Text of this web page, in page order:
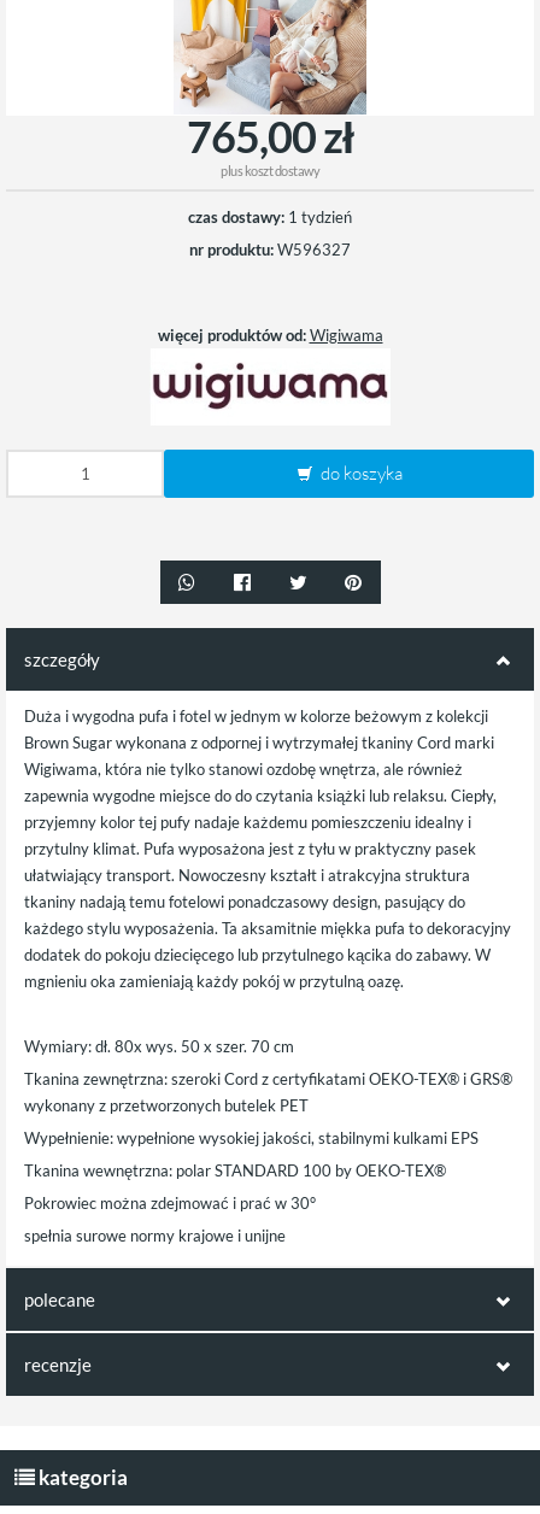
765,00 zł
pluskoszt dostawy
czas dostawy: 1 tydzień
nr produktu:W596327
więcej produktów od: Wigiwama
do koszyka
szczegóły
Duża i wygodna pufa i fotel w jednym w kolorze beżowym z kolekcji
Brown Sugar wykonana z odpornej i wytrzymałej tkaniny Cord marki
Wigiwama, która nie tylko stanowi ozdobę wnętrza, ale również
zapewnia wygodne miejsce do do czytania książki lub relaksu. Ciepły,
przyjemny kolor tej pufy nadaje każdemu pomieszczeniu idealny i
przytulny klimat. Pufa wyposażona jest z tyłu w praktyczny pasek
ułatwiający transport. Nowoczesny kształt i atrakcyjna struktura
tkaniny nadają temu fotelowi ponadczasowy design, pasujący do
każdego stylu wyposażenia. Ta aksamitnie miękka pufa to dekoracyjny
dodatek do pokoju dziecięcego lub przytulnego kącika do zabawy. W
mgnieniu oka zamieniają każdy pokój w przytulną oazę.
Wymiary: dł. 80x wys. 50 x szer. 70 cm
Tkanina zewnętrzna: szeroki Cord z certyfikatami OEKO-TEX® i GRS®
wykonany z przetworzonych butelek PET
Wypełnienie: wypełnione wysokiej jakości, stabilnymi kulkami EPS
Tkanina wewnętrzna: polar STANDARD 100 by OEKO-TEX®
Pokrowiec można zdejmować i prać w 30°
spełnia surowe normy krajowe i unijne
polecane
polecamy również poniższe produkty:
Brown Sugar Cord
beżowa
rozkładany dla dzieci
recenzje
Napisz pierwszą recenzję jako klient!
kategoria